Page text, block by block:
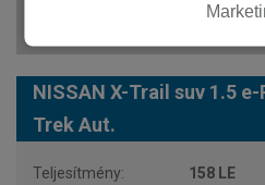
312 261
NISSAN X-Trail suv 1.5
Trek Aut.
158 LE